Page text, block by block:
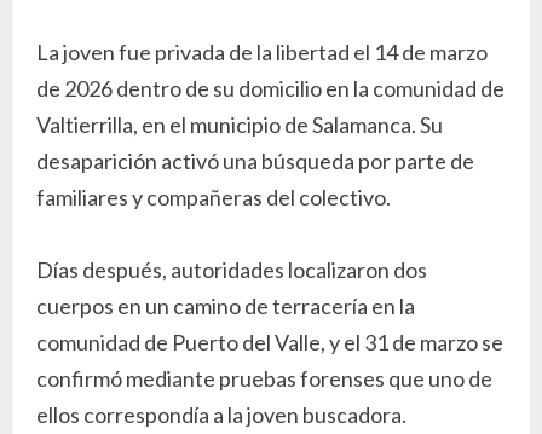
La joven fue privada de la libertad el 14 de marzo
de 2026 dentro de su domicilio en la comunidad de
Valtierrilla, en el municipio de Salamanca. Su
desaparición activó una búsqueda por parte de
familiares y compañeras del colectivo.
Días después, autoridades localizaron dos
cuerpos en un camino de terracería en la
comunidad de Puerto del Valle, y el 31 de marzo se
confirmó mediante pruebas forenses que uno de
ellos correspondía a la joven buscadora.